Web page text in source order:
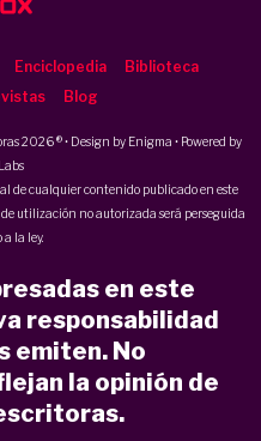
Enciclopedia
Biblioteca
Blog
2026 ® • Design by Enigma • Powered by
de cualquier contenido publicado en este
de utilización no autorizada será perseguida
a la ley.
en este
responsabilidad
emiten. No
la opinión de